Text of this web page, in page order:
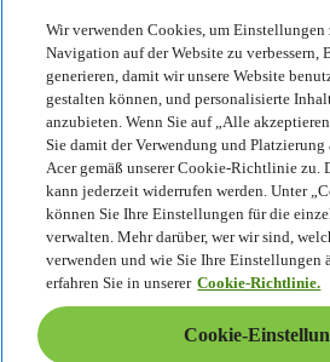
Veranstaltungen
Nachhaltigkeit
Nachhaltigkeit
Corporate Social Responsibility
CO2-Bilanz unserer Produkte
Project Humanity
Earthion
Datenschutzrichtlinie
Cookie-Richtlinie
Rechtlicher Hinweis
Zusätzliche rechtliche Informationen
Barrierefreiheitsrichtlinie
Wir verwenden Cookies, um Einstellungen
Navigation auf der Website zu verbessern,
generieren, damit wir unsere Website
gestalten können, und personalisierte
anzubieten. Wenn Sie auf „Alle
Sie damit der Verwendung und
Acer gemäß unserer Cookie-Richtlinie zu.
kann jederzeit widerrufen werden. Unter
können Sie Ihre Einstellungen für die
verwalten. Mehr darüber, wer wir sind,
verwenden und wie Sie Ihre Einstellungen
erfahren Sie in unserer Cookie-Richtlinie.
Cookie-